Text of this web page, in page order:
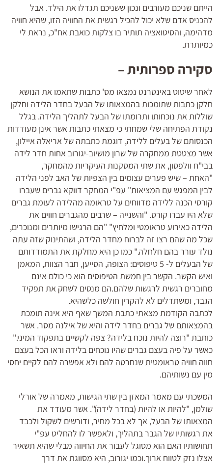
הייתם שניכם מעורבים ונכון ששניכם תגדלו את הילד. אבל
להכניס אדם שלא יכול להכיל רגשית את החוויה הזו, שהיא חוויה
מדהימה, והסיטואציה תותיר בו צלקות כואבת אח"כ, נראת לי
כמיותרת.
סקירה ספרותית –
לאחר שיטוט באינטרנט נמצאו מס' כתבות שתאמו את הנושא
חלקן כתבות שתומכות בהמצאותו של הבעל בחדר הלידה וחלקן
שוללות את נוכחותו ותרומתו של הבעל לתהליך הלידה. בגלל
נקודת הפתיחה שלי שמחתי כי מצאתי כתבות אשר אינן מעודדות
הכנסותם של בעלים ללידה, דוגמת כתבתה של אריאלה איילון,
אשר מצטטת ממחקרה של שרון מושיוב-יגורוב אחות חדר לידה
בבי"ח וולפסון, את שתי המסקנות העיקריות מהמחקר,
"האחת – שיש פערים עצומים בין הצפיות של האב לפני הלידה
לבין המפגש עם המציאות" עפ"י המחקר דווקא גברים שעברו
קורסי הכנה ללידה מדווחים על טראומה מהלידה לעומת גברים
שלא היו עברו קורס. "והשנייה – שרבים מהגברים חווים את
הלידה כאירוע טראומטי ומלחיץ" "הם הרגישו מיותרים ומנוכרים,
שכל מה שהם רצו זה לברוח מחדר הלידה, ושהתינוק שזה עתה
נולד עורר בהם חלחלה." כמו כן היא מחלקת את התמודדותם
של הבעלים ל- 5 טיפוסים: הצופה, הסייען, חבר הצוות, המאמן
ואיש הקשר. הקשר בין חמשת הטיפוסים הוא כי כולם אינם
מחוברים רגשית לרגשות שלהם.הם מנסים לשחק את תפקיד
הגבר, ומשתדלים לא להקרין חולשה כלשהיא.
לכתבה הקודמת מצאתי כתבת המשך שאף היא אינה תומכת
בהמצאותם של גברים בחדר לידה והיא של אילנה מסר. אשר
כותבת "רוצה להיות נוכח בלידה? צפה לקשיים בתפקוד המיני."
כאשר על פיה בעצם גברים שהיו נוכחים בלידה וראו הכל בעצם
חווה חוויה טראומטית שנחרטה להם ולא אפשרה להם לקיים יחסי
מין עם נשותיהם.
המשכתי עם מאמר המאזן בין שתי הגישות, מאמרה של אורלי
שולמן, "להיות או להיות (בחדר לידה)". אשר מעודד את
המצאותו של הבעל, אך לא בכל מחיר, ודורשים לשקול ולכבד
את רגשותיו של הגבר בתהליך, ולאפשר לו להחליט עפ"י
תחושותיו האם הוא מסוגל לעבור את החיווה מבלי שהיא תשאיר
אצלו נזק לטווח ארוך.וכמו יגורוב, היא מסווגת את דרך